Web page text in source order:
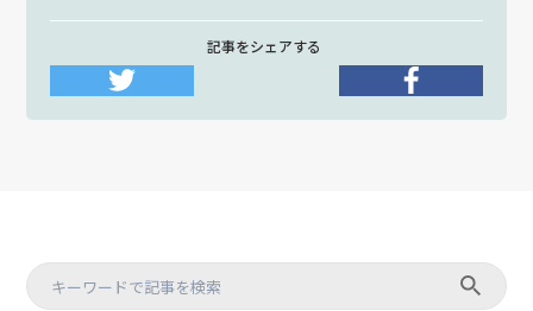
記事をシェアする